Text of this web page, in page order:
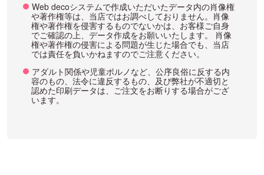
Web decoシステムで作成いただいたデータ内の肖像権
や著作権等は、当店ではお調べしておりません。肖像
権や著作権を侵害するものでないかは、お客様ご自身
でご確認の上、データ作成をお願いいたします。 肖像
権や著作権の侵害による問題が生じた場合でも、当店
では責任を負いかねますのでご注意ください。
アダルト関係や児童ポルノなど、公序良俗に反する内
容のもの、法令に違反するもの、及び弊社が不適切と
認めた印刷データは、ご注文をお断りする場合がござ
います。